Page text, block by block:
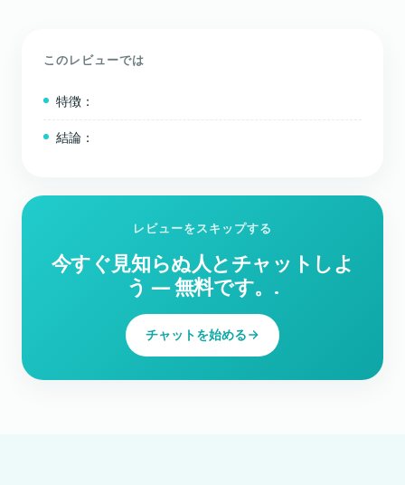
このレビューでは
特徴：
結論：
レビューをスキップする
今すぐ見知らぬ人とチャットしよ
う ― 無料です。.
チャットを始める